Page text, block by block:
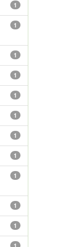
1
1
1
1
1
1
1
1
1
1
1